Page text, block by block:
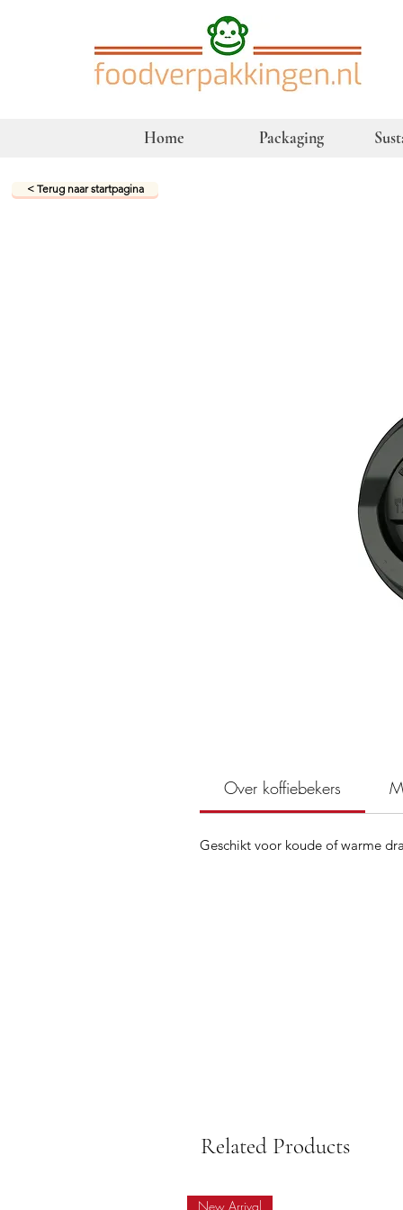
Home Packaging
< Terug naar startpagina
Related Products
New Arrival
Over koffiebekers
Geschikt voor koude of warme